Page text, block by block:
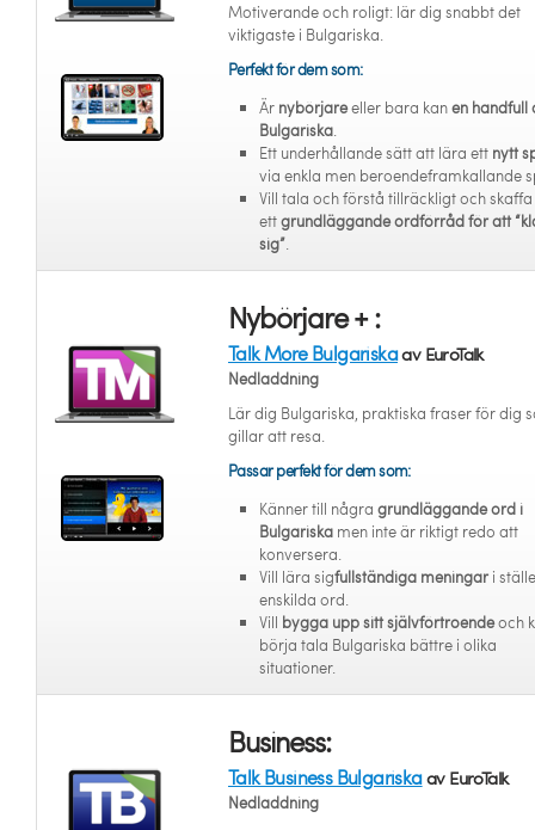
Motiverande och roligt: lär dig snabbt det
viktigaste i Bulgariska.
Perfekt för dem som:
Är nybörjareeller bara kanen handfull
Bulgariska.
Ett underhållande sätt att lära ett nytt
via enkla men beroendeframkallande
Vill tala och förstå tillräckligt och
ettgrundläggande ordförråd för att
sig”.
Nybörjare + :
Talk More Bulgariskaav EuroTalk
Nedladdning
Lär dig Bulgariska, praktiska fraser för dig
gillar att resa.
Passar perfekt för dem som:
Känner till några grundläggande ord i
Bulgariska men inte är riktigt redo att
konversera.
Vill lära sigfullständiga meningar i
enskilda ord.
Vill bygga upp sitt självförtroendeoch
börja tala Bulgariska bättre i olika
situationer.
Business:
Talk Business Bulgariskaav EuroTalk
Nedladdning